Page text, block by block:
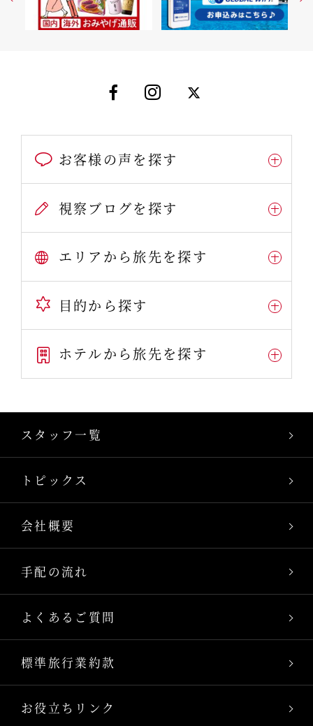
お客様の声を探す
視察ブログを探す
エリアから旅先を探す
目的から探す
ホテルから旅先を探す
スタッフ一覧
トピックス
会社概要
手配の流れ
よくあるご質問
標準旅行業約款
お役立ちリンク